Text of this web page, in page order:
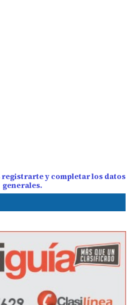
y completar los datos
generales.